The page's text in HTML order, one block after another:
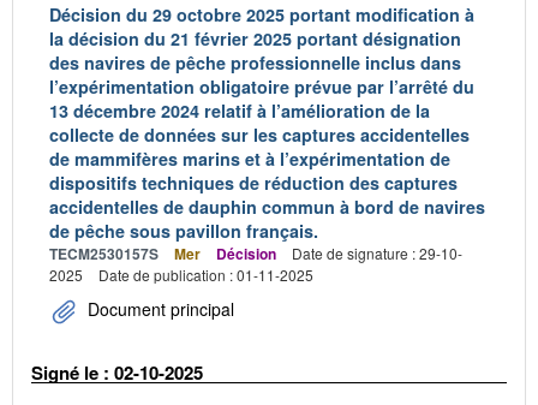
Décision du 29 octobre 2025 portant modification à
la décision du 21 février 2025 portant désignation
des navires de pêche professionnelle inclus dans
l’expérimentation obligatoire prévue par l’arrêté du
13 décembre 2024 relatif à l’amélioration de la
collecte de données sur les captures accidentelles
de mammifères marins et à l’expérimentation de
dispositifs techniques de réduction des captures
accidentelles de dauphin commun à bord de navires
de pêche sous pavillon français.
TECM2530157S Mer Décision
Date de signature : 29-10-
2025
Date de publication : 01-11-2025
Document principal
Signé le : 02-10-2025